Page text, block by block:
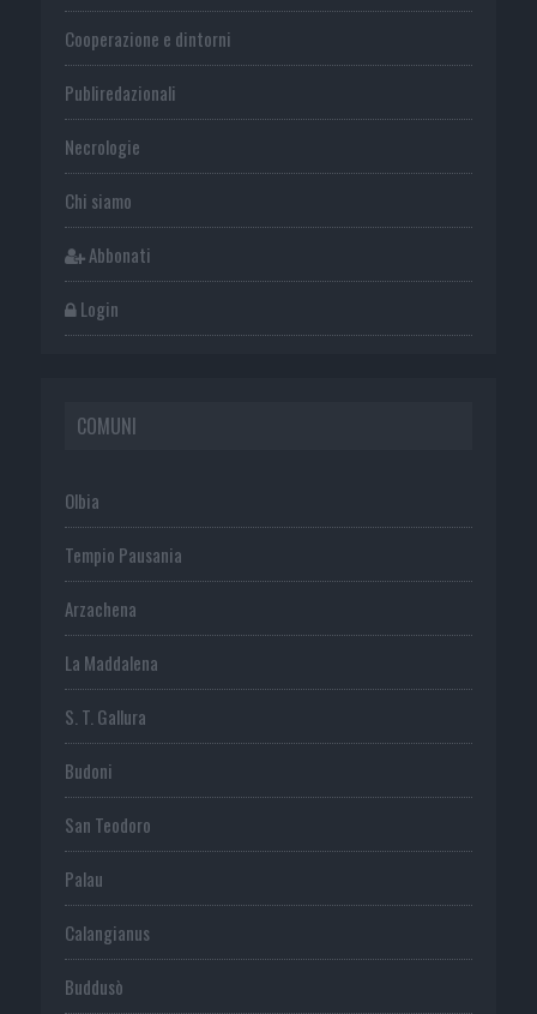
Cooperazione e dintorni
Publiredazionali
Necrologie
Chi siamo
Abbonati
Login
COMUNI
Olbia
Tempio Pausania
Arzachena
La Maddalena
S. T. Gallura
Budoni
San Teodoro
Palau
Calangianus
Buddusò